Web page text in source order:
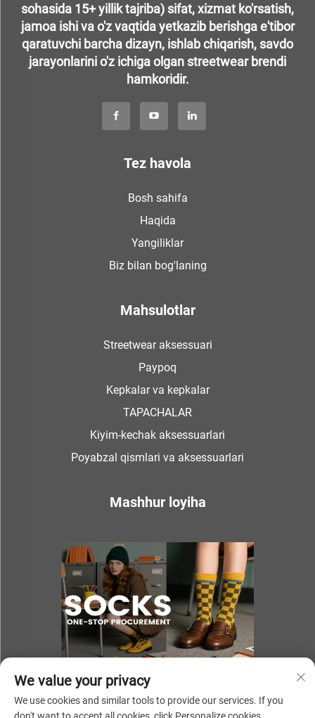
sohasida 15+ yillik tajriba) sifat, xizmat ko'rsatish,
jamoa ishi va o'z vaqtida yetkazib berishga e'tibor
qaratuvchi barcha dizayn, ishlab chiqarish, savdo
jarayonlarini o'z ichiga olgan streetwear brendi
hamkoridir.
Tez havola
Bosh sahifa
Haqida
Yangiliklar
Biz bilan bog'laning
Mahsulotlar
Streetwear aksessuari
Paypoq
Kepkalar va kepkalar
TAPACHALAR
Kiyim-kechak aksessuarlari
Poyabzal qismlari va aksessuarlari
Mashhur loyiha
We value your privacy
We use cookies and similar tools to provide our services. If you